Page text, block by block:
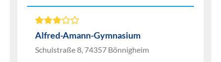
Alfred-Amann-Gymnasium
Schulstraße 8, 74357 Bönnigheim